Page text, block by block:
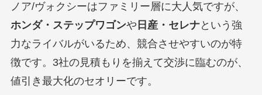
ノア/ヴォクシーはファミリー層に大人気ですが、
ホンダ・ステップワゴンや 日産・セレナという強
力なライバルがいるため、競合させやすいのが特
徴です。3社の見積もりを揃えて交渉に臨むのが、
値引き最大化のセオリーです。